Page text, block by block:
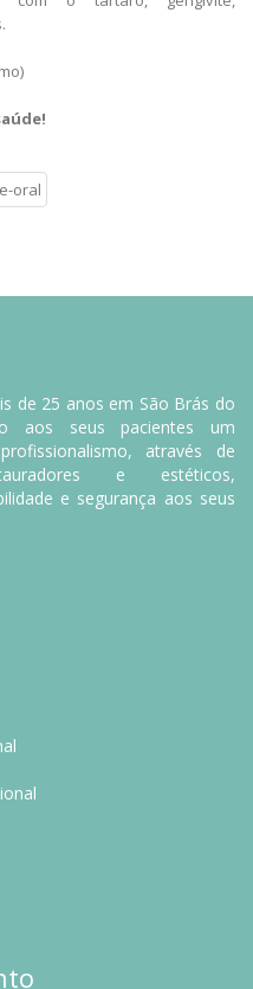
de 25 anos em São Brás do
aos seus pacientes um
através de
e estéticos,
e segurança aos seus